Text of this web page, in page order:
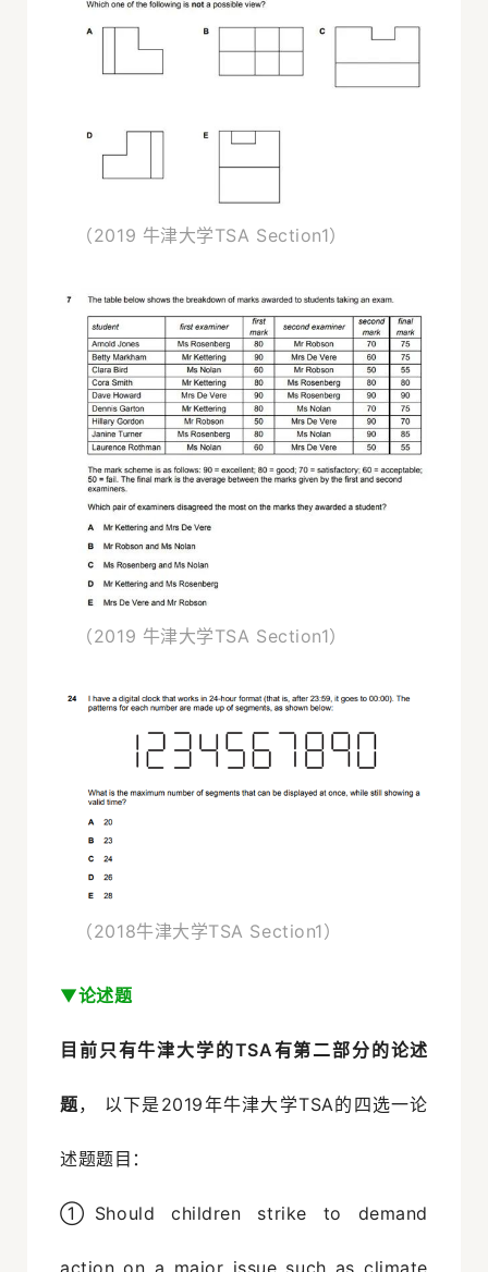
（2019 牛津大学TSA Section1）
（2019 牛津大学TSA Section1）
（2018牛津大学TSA Section1）
▼论述题
目前只有牛津大学的TSA有第二部分的论述
题， 以下是2019年牛津大学TSA的四选一论
述题题目：
①Should children strike to demand